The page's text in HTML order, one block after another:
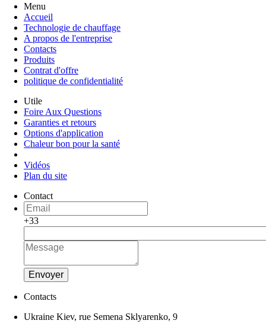
Menu
Accueil
Technologie de chauffage
A propos de l'entreprise
Contacts
Produits
Contrat d'offre
politique de confidentialité
Utile
Foire Aux Questions
Garanties et retours
Options d'application
Chaleur bon pour la santé
Vidéos
Plan du site
Contact
+33
Envoyer
Contacts
Ukraine Kiev, rue Semena Sklyarenko, 9